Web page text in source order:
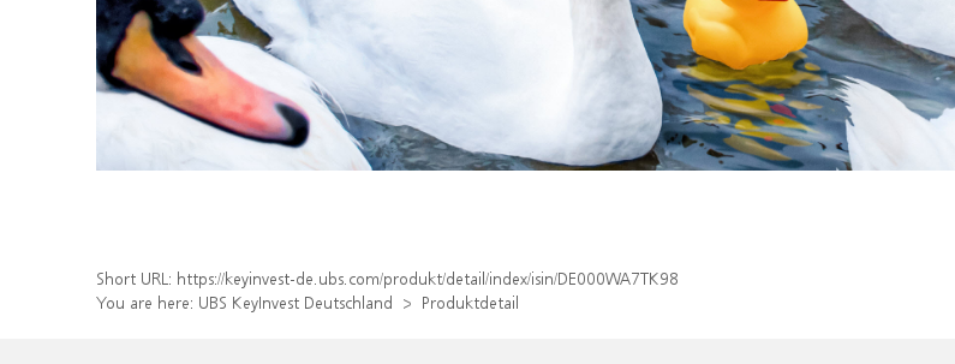
Short URL: https://keyinvest-de.ubs.com/produkt/detail/index/isin/DE000WA7TK98
You are here: UBS KeyInvest Deutschland Produktdetail